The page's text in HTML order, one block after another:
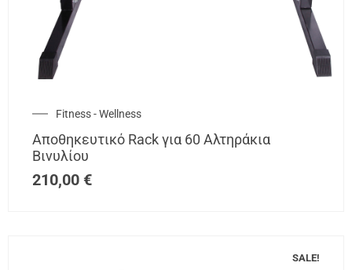
Fitness - Wellness
Αποθηκευτικό Rack για 60 Αλτηράκια
Βινυλίου
210,00 €
SALE!